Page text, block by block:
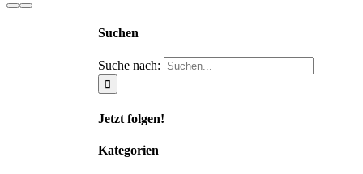
Suchen
Suche nach:
Jetzt folgen!
Kategorien